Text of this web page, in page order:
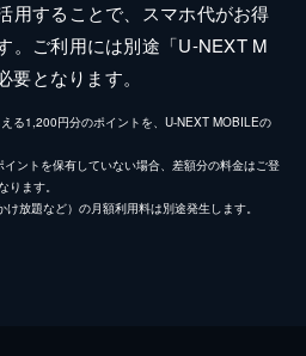
用することで、スマホ代がお得
。ご利用には別途「U-NEXT M
となります。
る1,200円分のポイントを、U-NEXT MOBILEの
ントを保有していない場合、差額分の料金はご登
ます。
放題など）の月額利用料は別途発生します。